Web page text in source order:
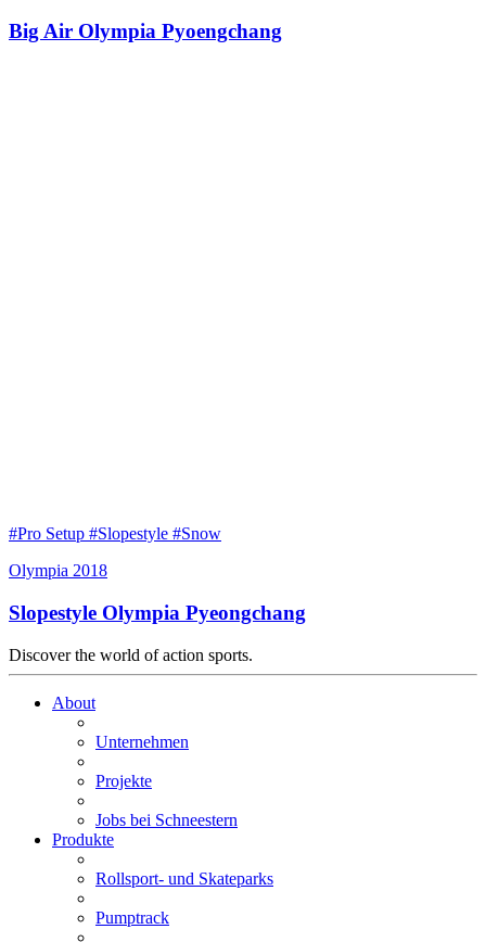
Big Air Olympia Pyoengchang
#Pro Setup #Slopestyle #Snow
Olympia 2018
Slopestyle Olympia Pyeongchang
Discover the world of action sports.
About
Unternehmen
Projekte
Jobs bei Schneestern
Produkte
Rollsport- und Skateparks
Pumptrack